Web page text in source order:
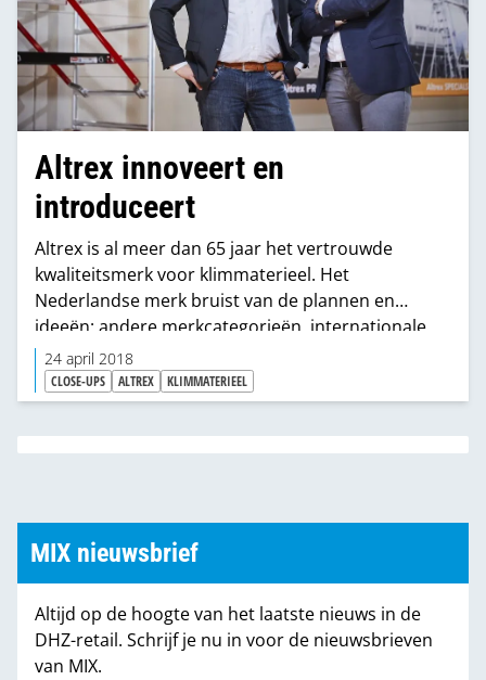
Altrex innoveert en
introduceert
Altrex is al meer dan 65 jaar het vertrouwde
kwaliteitsmerk voor klimmaterieel. Het
Nederlandse merk bruist van de plannen en
ideeën: andere merkcategorieën, interna­tionale
ambities en nieuwe innovatieve producten. Hoe
zien al deze plannen er concreet uit?
24 april 2018
CLOSE-UPS ALTREX KLIMMATERIEEL
MIX nieuwsbrief
Altijd op de hoogte van het laatste nieuws in de
DHZ-retail. Schrijf je nu in voor de nieuwsbrieven
van MIX.